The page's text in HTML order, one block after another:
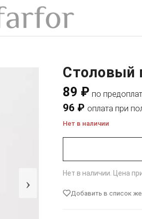
›
Столовый
89 ₽ по
96 ₽ оплата при
Нет в наличии
Нет в наличии. Цена
Добавить в список